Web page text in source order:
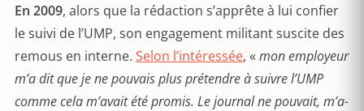
En 2009, alors que la rédaction s’apprête à lui confier
le suivi de l’UMP, son engagement militant suscite des
remous en interne. Selon l’intéressée, « mon employeur
m’a dit que je ne pouvais plus prétendre à suivre l’UMP
comme cela m’avait été promis. Le journal ne pouvait, m’a-